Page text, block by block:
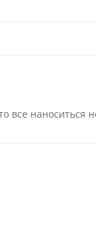
все наноситься